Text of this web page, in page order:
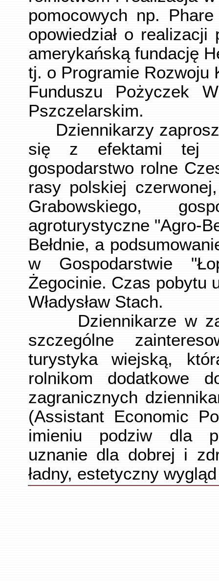
pomocowych np.
opowiedział o
amerykańską fundację
tj. o Programie Rozwoju
Funduszu Pożyczek
Pszczelarskim.
Dziennikarzy
się z efektami tej
gospodarstwo rolne
rasy polskiej
Grabowskiego,
agroturystyczne "Agro-
Bełdnie, a
w Gospodarstwie
Żegocinie. Czas pobytu
Władysław Stach.
Dziennikarze w
szczególne
turystyka wiejską,
rolnikom dodatkowe
zagranicznych
(Assistant Economic
imieniu podziw dla
uznanie dla dobrej i
ładny, estetyczny